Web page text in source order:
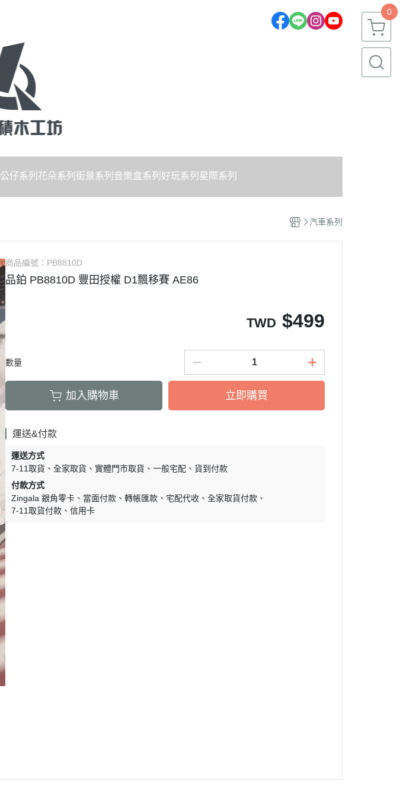
0
公仔系列 花朵系列 街景系列 音樂盒系列 好玩系列 星際系列
汽車系列
商品編號： PB8810D
品鉑 PB8810D 豐田授權 D1飄移賽 AE86
TWD $499
數量
加入購物車 立即購買
運送&付款
運送方式
7-11取貨
全家取貨 實體門市取貨 一般宅配
貨到付款
付款方式
Zingala 銀角零卡
當面付款 轉帳匯款 宅配代收
全家取貨付款
7-11取貨付款
信用卡